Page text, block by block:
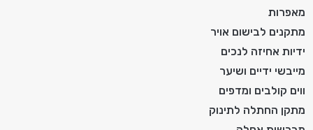
מאפרות
מתקנים לבישום אויר
ידיות אחיזה לנכים
מייבשי ידיים ושיער
ווים קולבים ומדפים
מתקן החתלה לתינוק